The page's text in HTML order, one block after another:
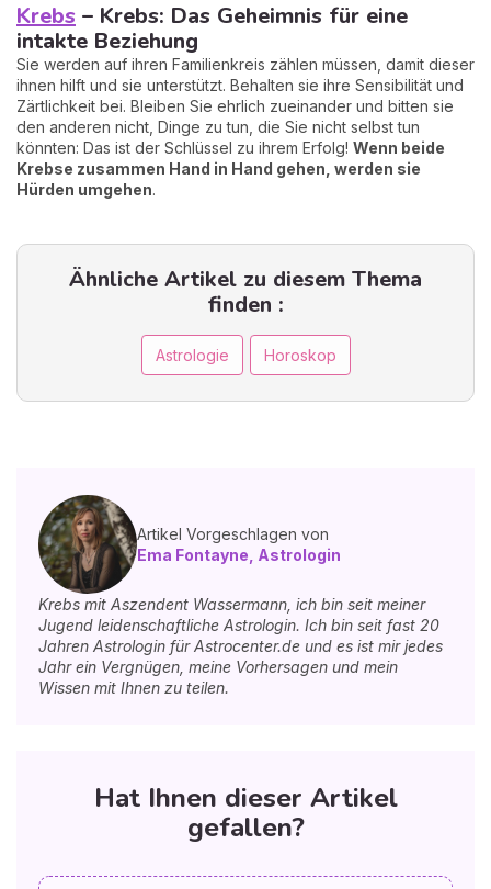
Krebs – Krebs: Das Geheimnis für eine
intakte Beziehung
Sie werden auf ihren Familienkreis zählen müssen, damit dieser
ihnen hilft und sie unterstützt. Behalten sie ihre Sensibilität und
Zärtlichkeit bei. Bleiben Sie ehrlich zueinander und bitten sie
den anderen nicht, Dinge zu tun, die Sie nicht selbst tun
könnten: Das ist der Schlüssel zu ihrem Erfolg! Wenn beide
Krebse zusammen Hand in Hand gehen, werden sie
Hürden umgehen.
Ähnliche Artikel zu diesem Thema
finden :
Astrologie Horoskop
Artikel Vorgeschlagen von
Ema Fontayne, Astrologin
Krebs mit Aszendent Wassermann, ich bin seit meiner
Jugend leidenschaftliche Astrologin. Ich bin seit fast 20
Jahren Astrologin für Astrocenter.de und es ist mir jedes
Jahr ein Vergnügen, meine Vorhersagen und mein
Wissen mit Ihnen zu teilen.
Hat Ihnen dieser Artikel
gefallen?